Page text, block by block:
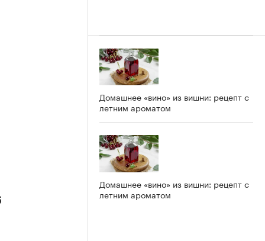
Домашнее «вино» из вишни: рецепт с
летним ароматом
Домашнее «вино» из вишни: рецепт с
летним ароматом